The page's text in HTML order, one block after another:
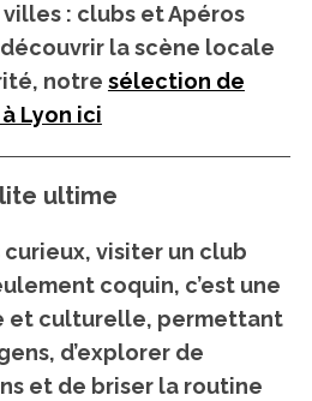
villes: clubs et Apéros
la scène locale
notre sélection de
Lyon ici
ultime
visiter un club
coquin, c’est une
et culturelle, permettant
d’explorer de
et de briser la routine